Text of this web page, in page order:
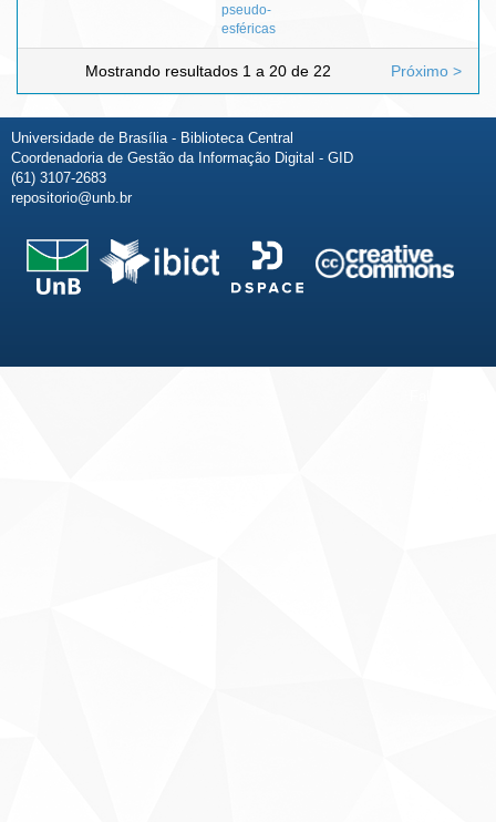
pseudo-
esféricas
Mostrando resultados 1 a 20 de 22 Próximo >
Universidade de Brasília - Biblioteca Central
Coordenadoria de Gestão da Informação Digital - GID
(61) 3107-2683
repositorio@unb.br